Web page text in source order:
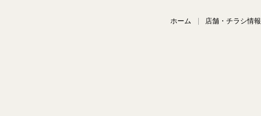
ホーム 店舗・チラシ情報